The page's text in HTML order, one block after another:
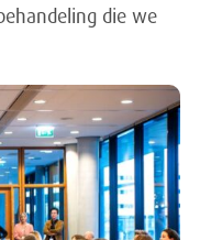
die we